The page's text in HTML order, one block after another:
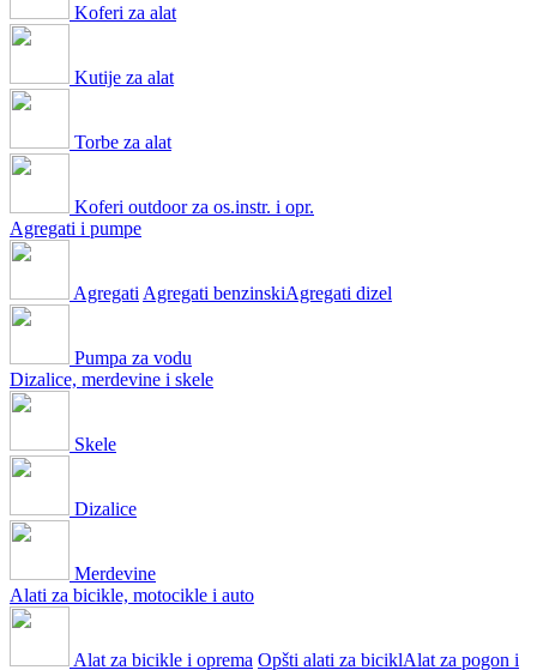
Koferi za alat
Kutije za alat
Torbe za alat
Koferi outdoor za os.instr. i opr.
Agregati i pumpe
Agregati Agregati benzinskiAgregati dizel
Pumpa za vodu
Dizalice, merdevine i skele
Skele
Dizalice
Merdevine
Alati za bicikle, motocikle i auto
Alat za bicikle i oprema Opšti alati za biciklAlat za pogon i